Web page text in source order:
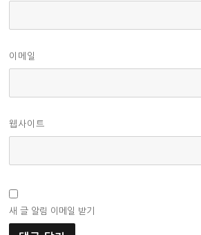
이메일
웹사이트
새 글 알림 이메일 받기